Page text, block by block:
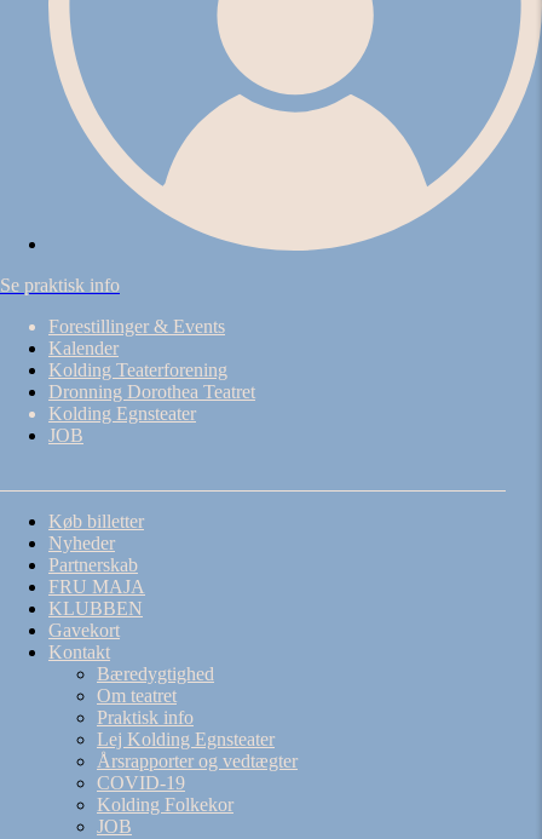
Se praktisk info
Forestillinger & Events
Kalender
Kolding Teaterforening
Dronning Dorothea Teatret
Kolding Egnsteater
JOB
Køb billetter
Nyheder
Partnerskab
FRU MAJA
KLUBBEN
Gavekort
Kontakt
Bæredygtighed
Om teatret
Praktisk info
Lej Kolding Egnsteater
Årsrapporter og vedtægter
COVID-19
Kolding Folkekor
JOB